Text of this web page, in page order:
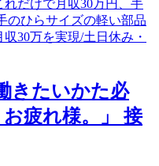
きたいかた必
疲れ様。」 接